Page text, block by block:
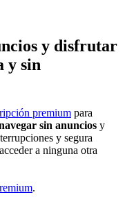
y disfrutar
y sin
premium para
sin anuncios y
y segura
a ninguna otra
.